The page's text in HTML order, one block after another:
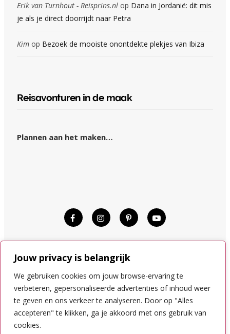
Jouw privacy is belangrijk
We gebruiken cookies om jouw browse-ervaring te
verbeteren, gepersonaliseerde advertenties of inhoud weer
te geven en ons verkeer te analyseren. Door op "Alles
accepteren" te klikken, ga je akkoord met ons gebruik van
cookies.
Erik van Turnhout - Reisprins.nl op Dana in Jordanië: dit mis
je als je direct doorrijdt naar Petra
Kim op Bezoek de mooiste onontdekte plekjes van Ibiza
Reisavonturen in de maak
Plannen aan het maken…
DISCLAIMER
COOKIES
PRIVACYVOORWAARDEN
NAAR BOVEN